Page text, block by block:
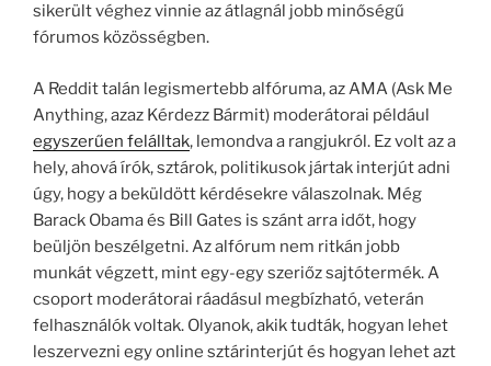
sikerült véghez vinnie az átlagnál jobb minőségű
fórumos közösségben.
A Reddit talán legismertebb alfóruma, az AMA (Ask Me
Anything, azaz Kérdezz Bármit) moderátorai például
egyszerűen felálltak, lemondva a rangjukról. Ez volt az a
hely, ahová írók, sztárok, politikusok jártak interjút adni
úgy, hogy a beküldött kérdésekre válaszolnak. Még
Barack Obama és Bill Gates is szánt arra időt, hogy
beüljön beszélgetni. Az alfórum nem ritkán jobb
munkát végzett, mint egy-egy szeriőz sajtótermék. A
csoport moderátorai ráadásul megbízható, veterán
felhasználók voltak. Olyanok, akik tudták, hogyan lehet
leszervezni egy online sztárinterjút és hogyan lehet azt